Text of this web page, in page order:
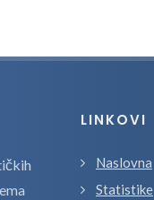
LINKOVI
Naslovna
Statistike